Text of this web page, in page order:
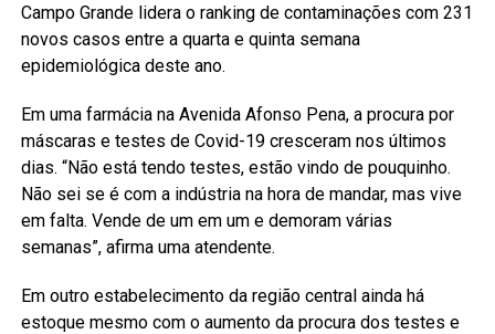
Campo Grande lidera o ranking de contaminações com 231
novos casos entre a quarta e quinta semana
epidemiológica deste ano.
Em uma farmácia na Avenida Afonso Pena, a procura por
máscaras e testes de Covid-19 cresceram nos últimos
dias. “Não está tendo testes, estão vindo de pouquinho.
Não sei se é com a indústria na hora de mandar, mas vive
em falta. Vende de um em um e demoram várias
semanas”, afirma uma atendente.
Em outro estabelecimento da região central ainda há
estoque mesmo com o aumento da procura dos testes e